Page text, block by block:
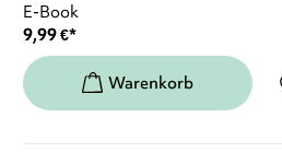
E-Book
9,99€*